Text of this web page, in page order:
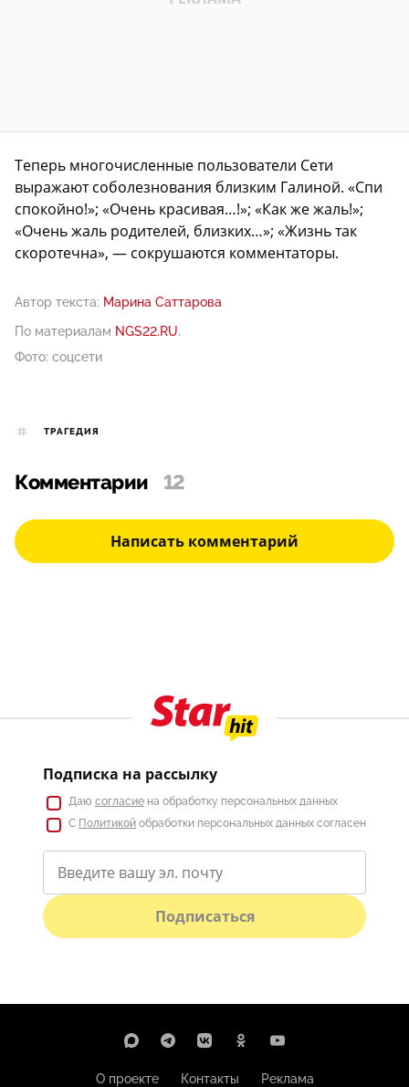
Теперь многочисленные пользователи Сети
выражают соболезнования близким Галиной. «Спи
спокойно!»; «Очень красивая…!»; «Как же жаль!»;
«Очень жаль родителей, близких…»; «Жизнь так
скоротечна», — сокрушаются комментаторы.
Автор текста: Марина Саттарова
По материалам NGS22.RU.
Фото: соцсети
ТРАГЕДИЯ
Комментарии 12
Написать комментарий
Подписка на рассылку
Даю согласие на обработку персональных данных
С Политикой обработки персональных данных согласен
Подписаться
О проекте Контакты
Реклама